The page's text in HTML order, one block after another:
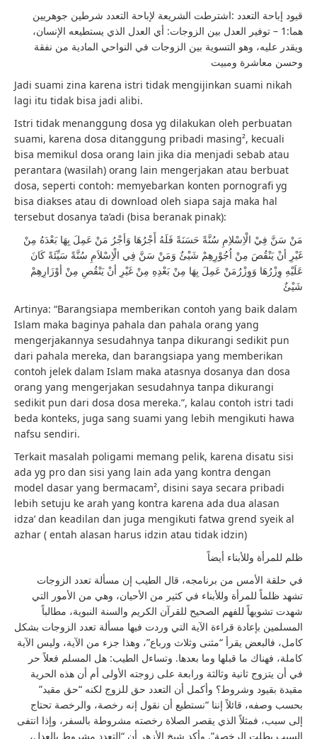
قيود إباحة التعدد :اشترطت الشريعة لإباحة التعدد شرطين جوهريين
هما:1 – توفير العدل بين الزوجات: أي العدل الذي يستطيعه الإنسان،
ويقدر عليه، وهو التسوية بين الزوجات في النواحي المادية من نفقة
وحسن معاشرة ومبيت
Jadi suami zina karena istri tidak mengijinkan suami nikah
lagi itu tidak bisa jadi alibi.
Istri tidak menanggung dosa yg dilakukan oleh perbuatan
suami, karena dosa ditanggung pribadi masing², kecuali
bisa memikul dosa orang lain jika dia menjadi sebab atau
perantara (wasilah) orang lain mengerjakan atau berbuat
dosa, seperti contoh: memyebarkan konten pornografi yg
bisa diakses atau di download oleh siapa saja maka hal
tersebut dosanya ta’adi (bisa beranak pinak):
مَنْ سَنَّ فِيْ الْاِسْلاِمِ سُنَّةً حَسَنَةً فَلَهُ أَجْرُهَا وَأجْرُ مَنْ عَمِلَ بِهَا بَعْدَهُ مِنْ
غَيْرِ أنْ يَنْقُصَ مِنْ اُجُوْرِهِمْ شَيْئٌ وَمَنْ سَنَّ فِي الْاِسْلاَمِ سُنَّةً سَيِّئَةً كَانَ
عَلَيْهِ وِزْرُهَا وَوِزْرُمَنْ عَمِلَ بِهَا مِنْ بَعْدِهِ مِنْ غَيْرِ أنْ يَنْقُصِ مِنْ أوْزَارِهِمْ
شَيْئٌ
Artinya: “Barangsiapa memberikan contoh yang baik dalam
Islam maka baginya pahala dan pahala orang yang
mengerjakannya sesudahnya tanpa dikurangi sedikit pun
dari pahala mereka, dan barangsiapa yang memberikan
contoh jelek dalam Islam maka atasnya dosanya dan dosa
orang yang mengerjakan sesudahnya tanpa dikurangi
sedikit pun dari dosa dosa mereka.”, kalau contoh istri tadi
beda konteks, juga sang suami yang lebih mengikuti hawa
nafsu sendiri.
Terkait masalah poligami memang pelik, karena disatu sisi
ada yg pro dan sisi yang lain ada yang kontra dengan
model dasar yang bermacam², disini saya secara pribadi
lebih setuju ke arah yang kontra karena ada dua alasan
idza’ dan keadilan dan juga mengikuti fatwa grend syeik al
azhar ( entah alasan harus idzin atau tidak idzin)
ظلم للمرأة وللأبناء أيضاً
في حلقة الأمس من برنامجه، قال الطيب إن مسألة تعدد الزوجات
تشهد ظلماً للمرأة وللأبناء في كثير من الأحيان، وهي من الأمور التي
شهدت تشويهاً للفهم الصحيح للقرآن الكريم والسنة النبوية، مطالباً
المسلمين بإعادة قراءة الآية التي وردت فيها مسألة تعدد الزوجات بشكل
كامل، فالبعض يقرأ “مثنى وثلاث ورباع”، وهذا جزء من الآية، وليس الآية
كاملة، فهناك ما قبلها وما بعدها. وتساءل الطيب: هل المسلم فعلاً حر
في أن يتزوج ثانية وثالثة ورابعة على زوجته الأولى أم أن هذه الحرية
مقيدة بقيود وشروط؟ وأكمل أن التعدد حق للزوج لكنه “حق مقيد”
بحسب وصفه، قائلاً إننا “نستطيع أن نقول إنه رخصة، والرخصة تحتاج
إلى سبب، فمثلاً الذي يقصر الصلاة رخصته مشروطة بالسفر، وإذا انتفى
السبب بطلت الرخصة”. وأكد شيخ الأزهر أن “التعدد مشروط بالعدل،